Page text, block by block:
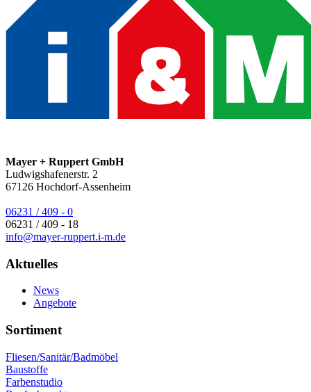
Mayer + Ruppert GmbH
Ludwigshafenerstr. 2
67126 Hochdorf-Assenheim
06231 / 409 - 0
06231 / 409 - 18
info@mayer-ruppert.i-m.de
Aktuelles
News
Angebote
Sortiment
Fliesen/Sanitär/Badmöbel
Baustoffe
Farbenstudio